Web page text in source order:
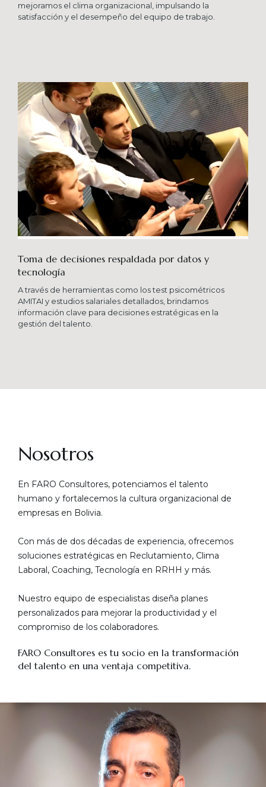
mejoramos el clima organizacional, impulsando la
satisfacción y el desempeño del equipo de trabajo.
Toma de decisiones respaldada por datos y
tecnología​
A través de herramientas como los test psicométricos
AMITAI y estudios salariales detallados, brindamos
información clave para decisiones estratégicas en la
gestión del talento.
Nosotros
En FARO Consultores, potenciamos el talento
humano y fortalecemos la cultura organizacional de
empresas en Bolivia.
Con más de dos décadas de experiencia, ofrecemos
soluciones estratégicas en Reclutamiento, Clima
Laboral, Coaching, Tecnología en RRHH y más.
Nuestro equipo de especialistas diseña planes
personalizados para mejorar la productividad y el
compromiso de los colaboradores.
FARO Consultores es tu socio en la transformación
del talento en una ventaja competitiva.